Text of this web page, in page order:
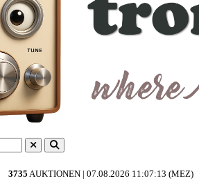
3735 AUKTIONEN | 07.08.2026 11:07:13 (MEZ)